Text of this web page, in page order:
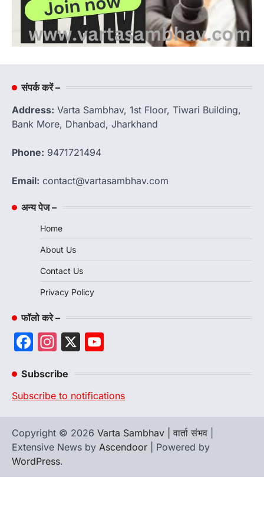
संपर्क करें –
Address: Varta Sambhav, 1st Floor, Tiwari Building,
Bank More, Dhanbad, Jharkhand
Phone: 9471721494
Email: contact@vartasambhav.com
अन्य पेज –
Home
About Us
Contact Us
Privacy Policy
फॉलो करे –
Facebook
Instagram
X
Subscribe
Subscribe to notifications
Copyright © 2026 Varta Sambhav | वार्ता संभव
Extensive News by Ascendoor | Powered by
WordPress.